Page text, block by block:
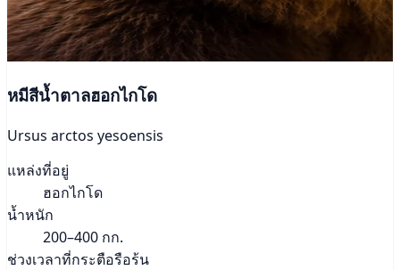
หมีสีน้ำตาลฮอกไกโด
Ursus arctos yesoensis
แหล่งที่อยู่
ฮอกไกโด
น้ำหนัก
200–400 กก.
ช่วงเวลาที่กระตือรือร้น